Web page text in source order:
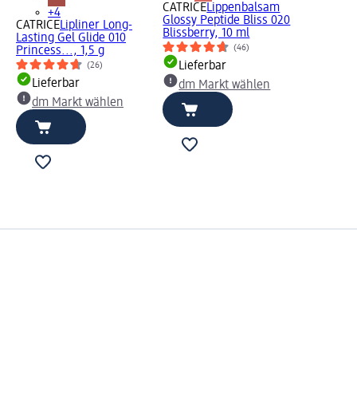
+4
CATRICELipliner Long-
Lasting Gel Glide 010
Princess..., 1,5 g
(26)
Lieferbar
dm Markt wählen
CATRICELippenbalsam
Glossy Peptide Bliss 020
Blissberry, 10 ml
(46)
Lieferbar
dm Markt wählen